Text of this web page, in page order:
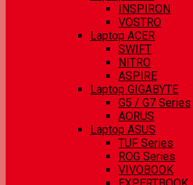
INSPIRON
VOSTRO
Laptop ACER
SWIFT
NITRO
ASPIRE
Laptop GIGABYTE
G5 / G7 Series
AORUS
Laptop ASUS
TUF Series
ROG Series
VIVOBOOK